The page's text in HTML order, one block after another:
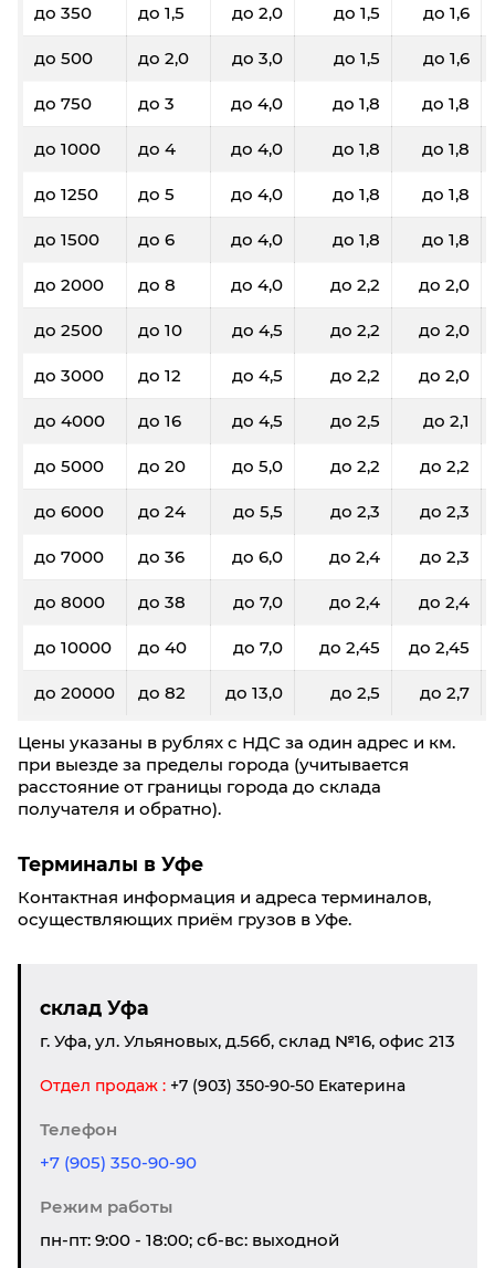
до 350 до 1,5 до 2,0 до 1,5 до 1,6
до 500 до 2,0 до 3,0 до 1,5 до 1,6
до 750 до 3 до 4,0 до 1,8 до 1,8
до 1000 до 4 до 4,0 до 1,8 до 1,8
до 1250 до 5 до 4,0 до 1,8 до 1,8
до 1500 до 6 до 4,0 до 1,8 до 1,8
до 2000 до 8 до 4,0 до 2,2 до 2,0
до 2500 до 10 до 4,5 до 2,2 до 2,0
до 3000 до 12 до 4,5 до 2,2 до 2,0
до 4000 до 16 до 4,5 до 2,5 до 2,1
до 5000 до 20 до 5,0 до 2,2 до 2,2
до 6000 до 24 до 5,5 до 2,3 до 2,3
до 7000 до 36 до 6,0 до 2,4 до 2,3
до 8000 до 38 до 7,0 до 2,4 до 2,4
до 10000 до 40 до 7,0 до 2,45 до 2,45
до 20000 до 82 до 13,0 до 2,5 до 2,7
Цены указаны в рублях с НДС за один адрес и км.
при выезде за пределы города (учитывается
расстояние от границы города до склада
получателя и обратно).
Терминалы в Уфе
Контактная информация и адреса терминалов,
осуществляющих приём грузов в Уфе.
склад Уфа
г. Уфа, ул. Ульяновых, д.56б, склад №16, офис 213
Отдел продаж : +7 (903) 350-90-50 Екатерина
Телефон
+7 (905) 350-90-90
Режим работы
пн-пт: 9:00 - 18:00; сб-вс: выходной